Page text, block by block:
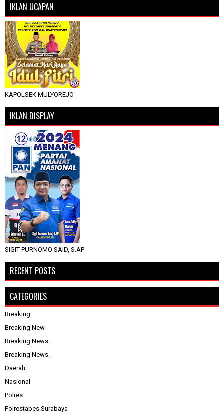
IKLAN UCAPAN
KAPOLSEK MULYOREJO
IKLAN DISPLAY
SIGIT PURNOMO SAID, S.AP
RECENT POSTS
CATEGORIES
Breaking
Breaking New
Breaking News
Breaking News.
Daerah
Nasional
Polres
Polrestabes Surabaya